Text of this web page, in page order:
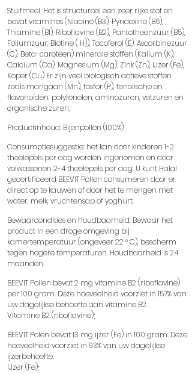
Stuifmeel; Het is structureel een zeer rijke stof en
bevat vitamines (Niacine (B3), Pyridoxine (B6),
Thiamine (B1), Riboflavine (B2), Pantotheenzuur (B5),
Foliumzuur, Biotine ( H)), Tocoferol (E), Ascorbinezuur
(C), Beta-caroteen) minerale stoffen (Kalium (K),
Calcium (Ca), Magnesium (Mg), Zink (Zn), IJzer (Fe),
Koper (Cu) Er zijn veel biologisch actieve stoffen
zoals mangaan (Mn), fosfor (P), fenolische en
flavonoïden, polyfenolen, aminozuren, vetzuren en
organische zuren.
Productinhoud: Bijenpollen (100%)
Consumptiesuggestie: het kan door kinderen 1-2
theelepels per dag worden ingenomen en door
volwassenen 2-4 theelepels per dag. U kunt Halal
gecertificeerd BEEVIT Pollen consumeren door er
direct op te kauwen of door het te mengen met
water, melk, vruchtensap of yoghurt.
Bewaarcondities en houdbaarheid: Bewaar het
product in een droge omgeving bij
kamertemperatuur (ongeveer 22 ° C), bescherm
tegen hogere temperaturen. Houdbaarheid is 24
maanden.
BEEVIT Pollen bevat 2 mg vitamine B2 (riboflavine)
per 100 gram. Deze hoeveelheid voorziet in 157% van
uw dagelijkse behoefte aan vitamine B2.
Vitamine B2 (riboflavine);
BEEVIT Polen bevat 13 mg ijzer (Fe) in 100 gram. Deze
hoeveelheid voorziet in 93% van uw dagelijkse
ijzerbehoefte.
IJzer (Fe);